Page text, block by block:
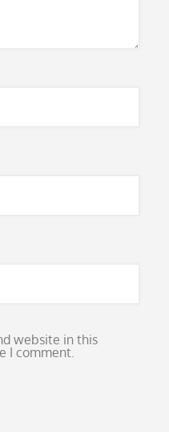
website in this
I comment.